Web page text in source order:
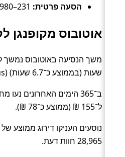
הסעה פרטית:
אוטובוס מקופנגן
שעות (בממוצע כ־6.7 שעות) (Bus).
ל־155 ₪ (ממוצע כ־78 ₪).
28,965 חוות דעת.